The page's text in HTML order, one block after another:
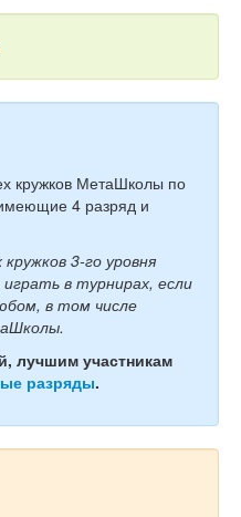
кружков МетаШколы по
4 разряд и
3-го уровня
в турнирах, если
в том числе
лучшим участникам
разряды.